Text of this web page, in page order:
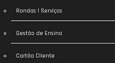
Rondas | Serviços
Gestão de Ensino
Cartão Cliente